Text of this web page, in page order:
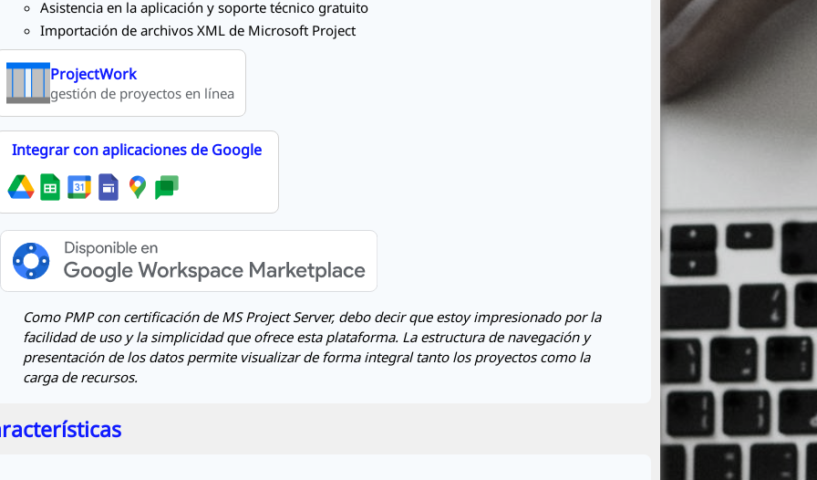
Asistencia en la aplicación y soporte técnico gratuito
Importación de archivos XML de Microsoft Project
ProjectWork
gestión de proyectos en línea
Integrar con aplicaciones de Google
Como PMP con certificación de MS Project Server, debo decir que estoy impresionado por la
facilidad de uso y la simplicidad que ofrece esta plataforma. La estructura de navegación y
presentación de los datos permite visualizar de forma integral tanto los proyectos como la
carga de recursos.